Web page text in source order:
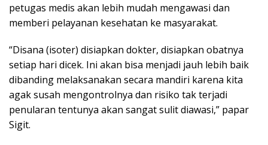
petugas medis akan lebih mudah mengawasi dan
memberi pelayanan kesehatan ke masyarakat.
“Disana (isoter) disiapkan dokter, disiapkan obatnya
setiap hari dicek. Ini akan bisa menjadi jauh lebih baik
dibanding melaksanakan secara mandiri karena kita
agak susah mengontrolnya dan risiko tak terjadi
penularan tentunya akan sangat sulit diawasi,” papar
Sigit.